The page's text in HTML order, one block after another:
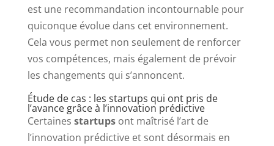
est une recommandation incontournable pour
quiconque évolue dans cet environnement.
Cela vous permet non seulement de renforcer
vos compétences, mais également de prévoir
les changements qui s’annoncent.
Étude de cas : les startups qui ont pris de
l’avance grâce à l’innovation prédictive
Certaines startupsont maîtrisé l’art de
l’innovation prédictive et sont désormais en